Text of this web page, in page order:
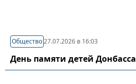
Общество27.07.2026 в 16:03
День памяти детей Донбасса